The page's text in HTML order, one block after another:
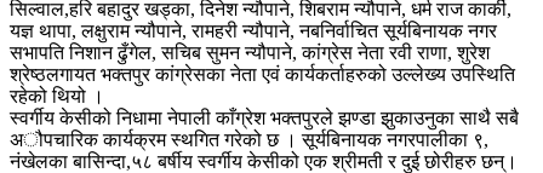
सिल्वाल,हरि बहादुर खड्का, दिनेश न्यौपाने, शिबराम न्यौपाने, धर्म राज कार्की,
यज्ञ थापा, लक्षुराम न्यौपाने, रामहरी न्यौपाने, नबनिर्वाचित सूर्यबिनायक नगर
सभापति निशान ढुँगेल, सचिब सुमन न्यौपाने, कांग्रेस नेता रवी राणा, शुरेश
श्रेष्ठलगायत भक्तपुर कांग्रेसका नेता एवं कार्यकर्ताहरुको उल्लेख्य उपस्थिति
रहेको थियो ।
स्वर्गीय केसीको निधामा नेपाली काँग्रेश भक्तपुरले झण्डा झुकाउनुका साथै सबै
अौपचारिक कार्यक्रम स्थगित गरेको छ । सूर्यबिनायक नगरपालीका ९,
नंखेलका बासिन्दा,५८ बर्षीय स्वर्गीय केसीको एक श्रीमती र दुई छोरीहरु छन्।